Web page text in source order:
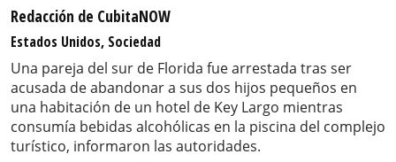
Redacción de CubitaNOW
Estados Unidos, Sociedad
Una pareja del sur de Florida fue arrestada tras ser
acusada de abandonar a sus dos hijos pequeños en
una habitación de un hotel de Key Largo mientras
consumía bebidas alcohólicas en la piscina del complejo
turístico, informaron las autoridades.